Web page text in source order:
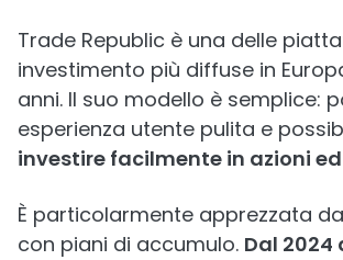
Trade Republic è una delle
investimento più diffuse in
anni. Il suo modello è semplice:
esperienza utente pulita e
investire facilmente in azioni ed
È particolarmente apprezzata
con piani di accumulo. Dal 2024